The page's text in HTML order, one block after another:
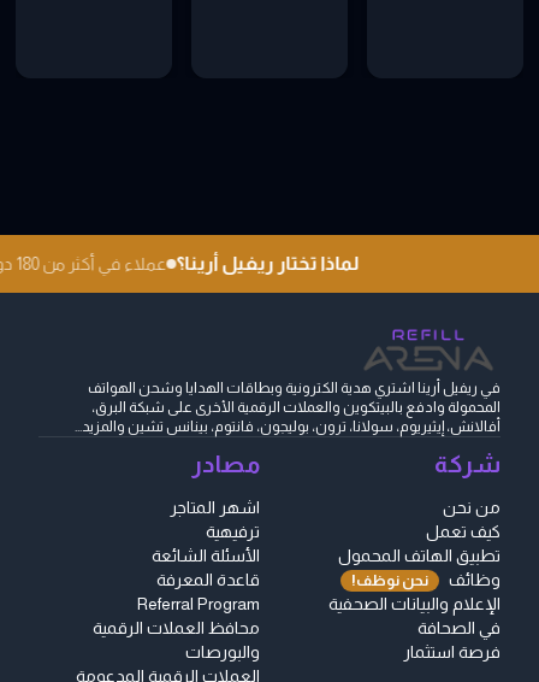
لماذا تختار ريفيل أرينا؟ عملاء في أكثر من 180 دولة
في ريفيل أرينا اشتري هدية الكترونية وبطاقات الهدايا وشحن الهواتف
المحمولة وادفع بالبيتكوين والعملات الرقمية الأخرى على شبكة البرق،
أفالانش، إيثيريوم، سولانا، ترون، بوليجون، فانتوم، بينانس تشين والمزيد...
شركة
من نحن
كيف تعمل
تطبيق الهاتف المحمول
وظائف
نحن نوظف!
الإعلام والبيانات الصحفية
في الصحافة
فرصة استثمار
مصادر
اشهر المتاجر
ترفيهية
الأسئلة الشائعة
قاعدة المعرفة
Referral Program
محافظ العملات الرقمية
والبورصات
العملات الرقمية المدعومة